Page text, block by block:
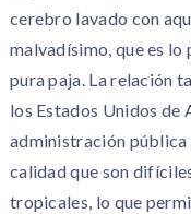
cerebro lavado con
malvadísimo, que es lo
pura paja. La relación
los Estados Unidos de
administración pública
calidad que son
tropicales, lo que